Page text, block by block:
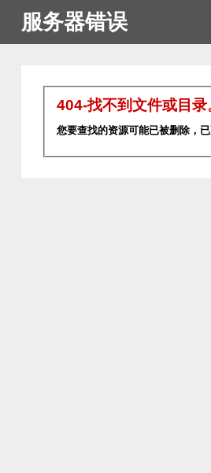
服务器错误
404-找不到文件或目录
您要查找的资源可能已被删除，